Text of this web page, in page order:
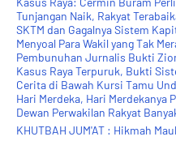
Tunjangan Naik, Rakyat
SKTM dan Gagalnya Sistem
Menyoal Para Wakil yang Tak
Pembunuhan Jurnalis Bukti
Kasus Raya Terpuruk, Bukti
Cerita di Bawah Kursi Tamu
Hari Merdeka, Hari Merdekanya
Dewan Perwakilan Rakyat